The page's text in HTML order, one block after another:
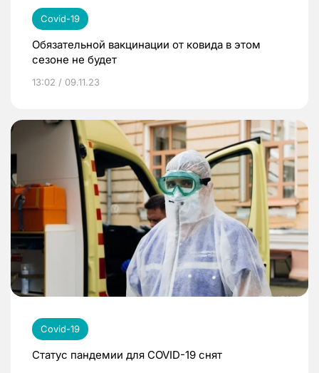
Covid-19
Обязательной вакцинации от ковида в этом
сезоне не будет
13:02 / 09.11.23
Covid-19
Статус пандемии для COVID-19 снят